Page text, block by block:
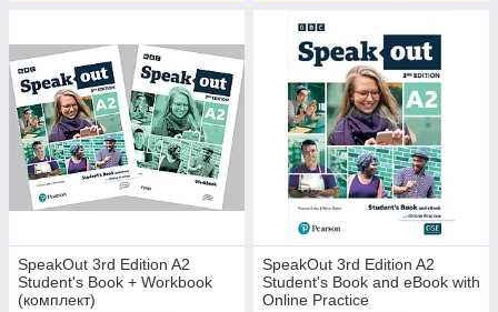
SpeakOut 3rd Edition A2
Student's Book + Workbook
(комплект)
SpeakOut 3rd Edition A2
Student's Book and eBook with
Online Practice